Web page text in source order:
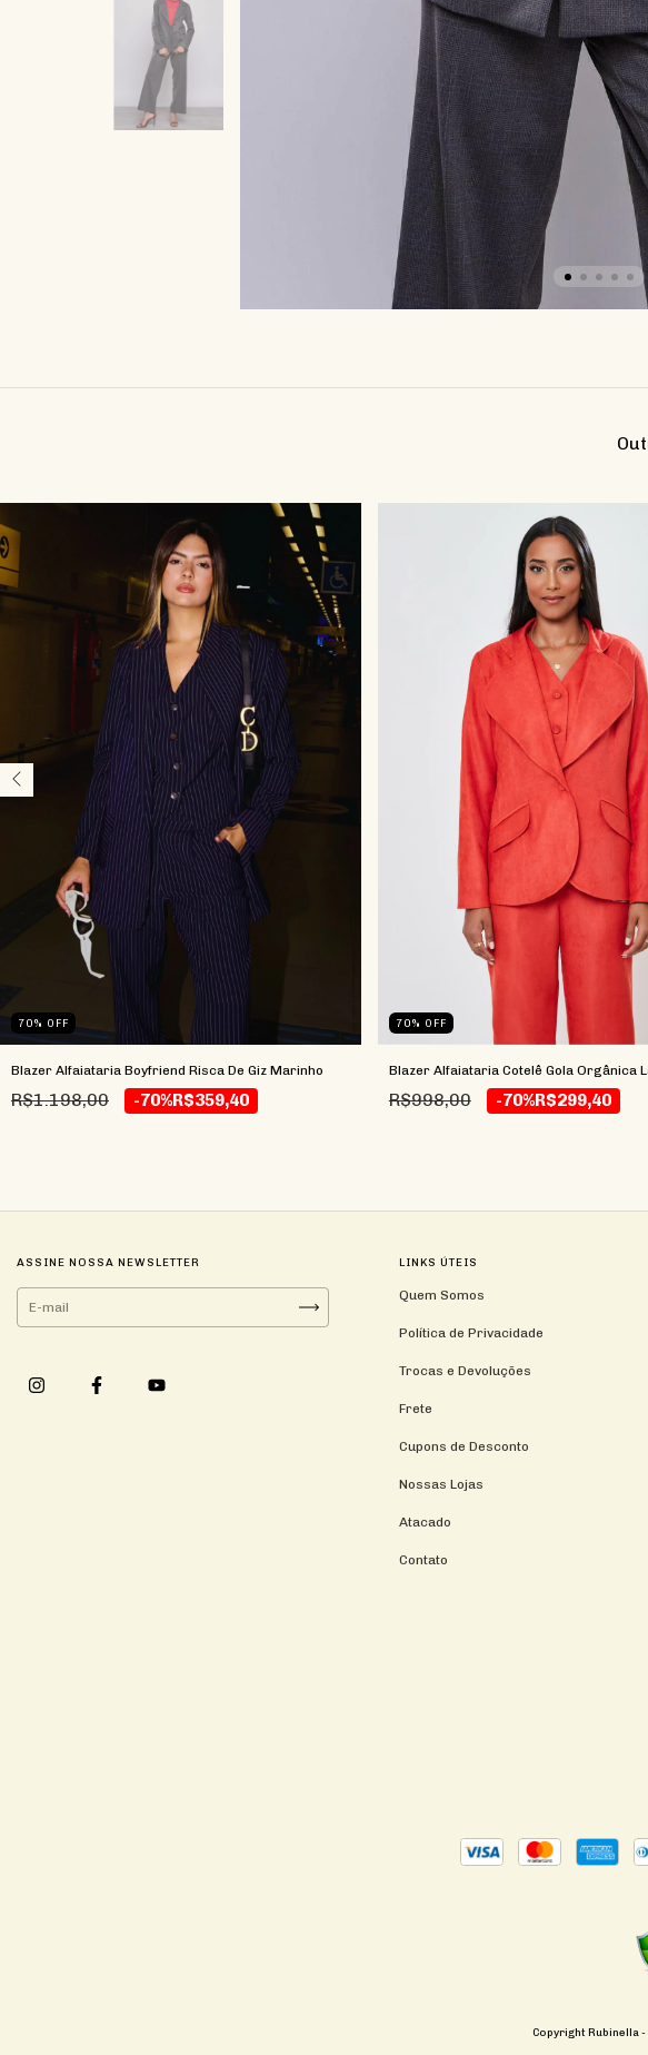
70% OFF
Blazer Alfaiataria Boyfriend Risca De Giz Marinho
R$1.198,00 -70%R$359,40
70% OFF
Blazer Alfaiataria Cotelê Gola Orgânica
R$998,00 -70%R$299,40
ASSINE NOSSA NEWSLETTER LINKS ÚTEIS
Quem Somos
Política de Privacidade
Trocas e Devoluções
Frete
Cupons de Desconto
Nossas Lojas
Atacado
Contato
Copyright Rubinella